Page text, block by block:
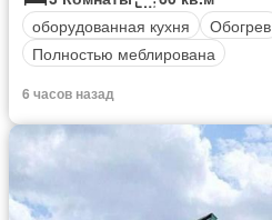
оборудованная кухня
Обогрев
Полностью меблирована
6 часов назад